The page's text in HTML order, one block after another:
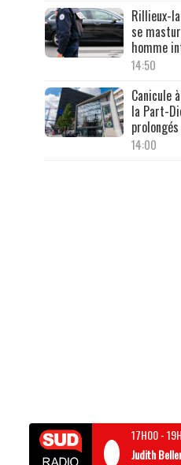
Rillieux-
se
homme
14:50
Canicule
la Part-
14:00
17H00-
Judith